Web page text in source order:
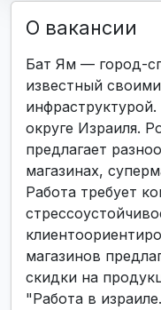
О вакансии
Бат Ям — город-
известный
округе Израиля.
предлагает
магазинах,
Работа требует
магазинов
скидки на
"Работа в